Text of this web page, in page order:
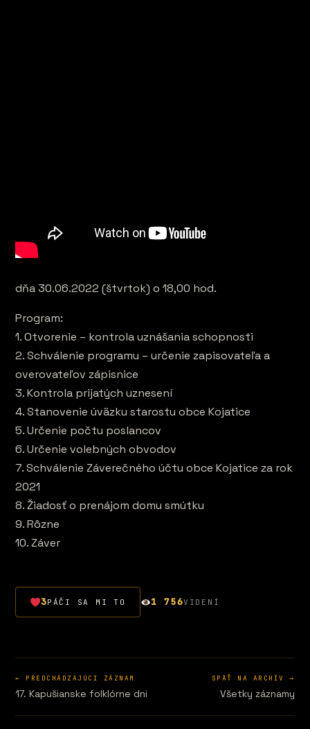
dňa 30.06.2022 (štvrtok) o 18,00 hod.
Program:
1. Otvorenie – kontrola uznášania schopnosti
2. Schválenie programu – určenie zapisovateľa a
overovateľov zápisnice
3. Kontrola prijatých uznesení
4. Stanovenie úväzku starostu obce Kojatice
5. Určenie počtu poslancov
6. Určenie volebných obvodov
7. Schválenie Záverečného účtu obce Kojatice za rok
2021
8. Žiadosť o prenájom domu smútku
9. Rôzne
10. Záver
3PÁČI SA MI TO 1 756VIDENÍ
← PREDCHÁDZAJÚCI ZÁZNAM
17. Kapušianske folklórne dni
SPÄŤ NA ARCHÍV →
Všetky záznamy